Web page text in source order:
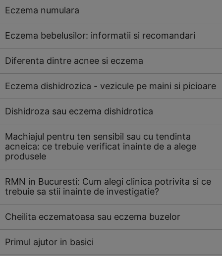
Eczema numulara
Eczema bebelusilor: informatii si recomandari
Diferenta dintre acnee si eczema
Eczema dishidrozica - vezicule pe maini si picioare
Dishidroza sau eczema dishidrotica
Machiajul pentru ten sensibil sau cu tendinta
acneica: ce trebuie verificat inainte de a alege
produsele
RMN in Bucuresti: Cum alegi clinica potrivita si ce
trebuie sa stii inainte de investigatie?
Cheilita eczematoasa sau eczema buzelor
Primul ajutor in basici